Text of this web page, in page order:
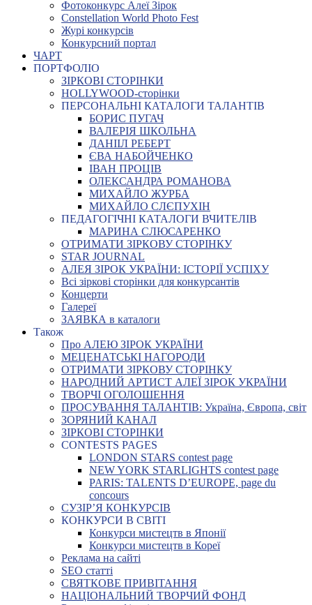
Фотоконкурс Алеї Зірок
Constellation World Photo Fest
Журі конкурсів
Конкурсний портал
ЧАРТ
ПОРТФОЛІО
ЗІРКОВІ СТОРІНКИ
HOLLYWOOD-сторінки
ПЕРСОНАЛЬНІ КАТАЛОГИ ТАЛАНТІВ
БОРИС ПУГАЧ
ВАЛЕРІЯ ШКОЛЬНА
ДАНІІЛ РЕБЕРТ
ЄВА НАБОЙЧЕНКО
ІВАН ПРОЦІВ
ОЛЕКСАНДРА РОМАНОВА
МИХАЙЛО ЖУРБА
МИХАЙЛО СЛЄПУХІН
ПЕДАГОГІЧНІ КАТАЛОГИ ВЧИТЕЛІВ
МАРИНА СЛЮСАРЕНКО
ОТРИМАТИ ЗІРКОВУ СТОРІНКУ
STAR JOURNAL
АЛЕЯ ЗІРОК УКРАЇНИ: ІСТОРІЇ УСПІХУ
Всі зіркові сторінки для конкурсантів
Концерти
Галереї
ЗАЯВКА в каталоги
Також
Про АЛЕЮ ЗІРОК УКРАЇНИ
МЕЦЕНАТСЬКІ НАГОРОДИ
ОТРИМАТИ ЗІРКОВУ СТОРІНКУ
НАРОДНИЙ АРТИСТ АЛЕЇ ЗІРОК УКРАЇНИ
ТВОРЧІ ОГОЛОШЕННЯ
ПРОСУВАННЯ ТАЛАНТІВ: Україна, Європа, світ
ЗОРЯНИЙ КАНАЛ
ЗІРКОВІ СТОРІНКИ
CONTESTS PAGES
LONDON STARS contest page
NEW YORK STARLIGHTS contest page
PARIS: TALENTS D’EUROPE, page du
concours
СУЗІР’Я КОНКУРСІВ
КОНКУРСИ В СВІТІ
Конкурси мистецтв в Японії
Конкурси мистецтв в Кореї
Реклама на сайті
SEO статті
СВЯТКОВЕ ПРИВІТАННЯ
НАЦІОНАЛЬНИЙ ТВОРЧИЙ ФОНД